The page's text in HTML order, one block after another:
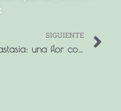
SIGUIENTE
Anastasia: una flor con carácter propio